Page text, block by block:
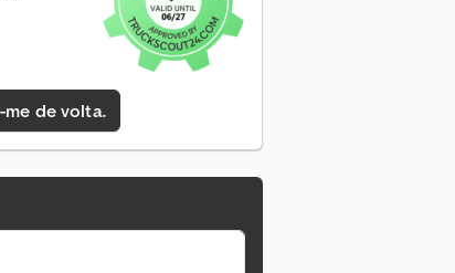
me de volta.